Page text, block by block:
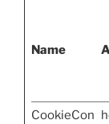
Name
CookieCon